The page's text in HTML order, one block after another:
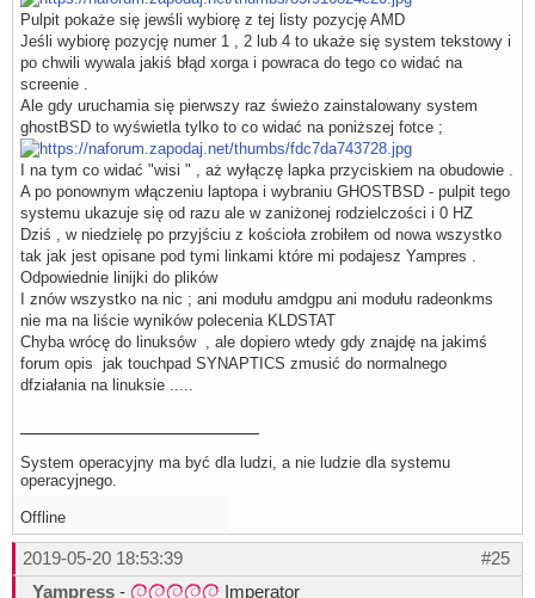
Pulpit pokaże się jewśli wybiorę z tej listy pozycję AMD
Jeśli wybiorę pozycję numer 1 , 2 lub 4 to ukaże się system tekstowy i
po chwili wywala jakiś błąd xorga i powraca do tego co widać na
screenie .
Ale gdy uruchamia się pierwszy raz świeżo zainstalowany system
ghostBSD to wyświetla tylko to co widać na poniższej fotce ;
I na tym co widać "wisi " , aż wyłączę lapka przyciskiem na obudowie .
A po ponownym włączeniu laptopa i wybraniu GHOSTBSD - pulpit tego
systemu ukazuje się od razu ale w zaniżonej rodzielczości i 0 HZ
Dziś , w niedzielę po przyjściu z kościoła zrobiłem od nowa wszystko
tak jak jest opisane pod tymi linkami które mi podajesz Yampres .
Odpowiednie linijki do plików
I znów wszystko na nic ; ani modułu amdgpu ani modułu radeonkms
nie ma na liście wyników polecenia KLDSTAT
Chyba wrócę do linuksów , ale dopiero wtedy gdy znajdę na jakimś
forum opis jak touchpad SYNAPTICS zmusić do normalnego
dfziałania na linuksie .....
System operacyjny ma być dla ludzi, a nie ludzie dla systemu
operacyjnego.
Offline
#25
2019-05-20 18:53:39
Yampress - Imperator